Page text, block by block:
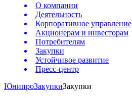
О компании
Деятельность
Корпоративное управление
Акционерам и инвесторам
Потребителям
Закупки
Устойчивое развитие
Пресс-центр
ЮнипроЗакупкиЗакупки